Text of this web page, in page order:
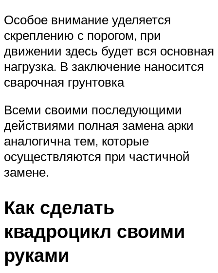
Особое внимание уделяется
скреплению с порогом, при
движении здесь будет вся основная
нагрузка. В заключение наносится
сварочная грунтовка
Всеми своими последующими
действиями полная замена арки
аналогична тем, которые
осуществляются при частичной
замене.
Как сделать
квадроцикл своими
руками